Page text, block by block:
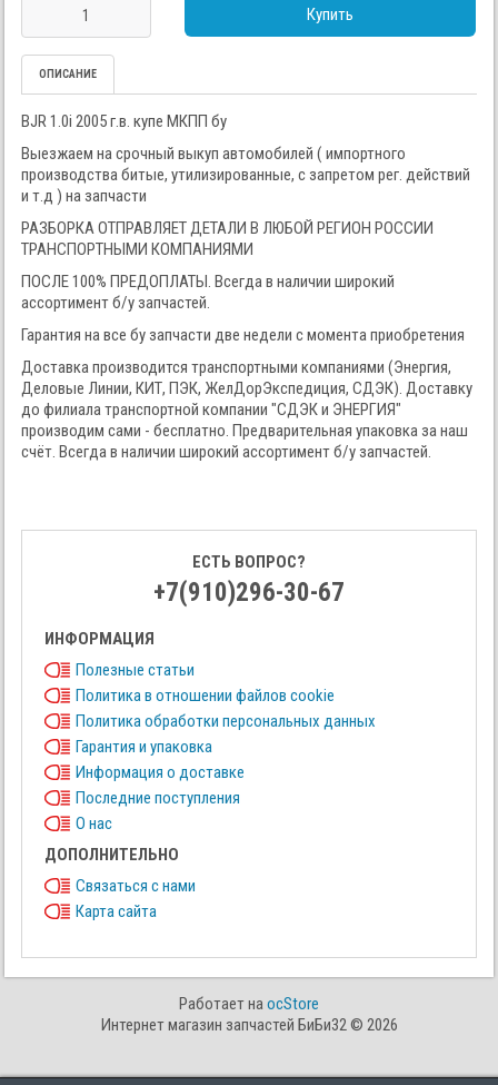
Купить
ОПИСАНИЕ
BJR 1.0i 2005 г.в. купе МКПП бу
Выезжаем на срочный выкуп автомобилей ( импортного
производства битые, утилизированные, с запретом рег. действий
и т.д ) на запчасти
РАЗБОРКА ОТПРАВЛЯЕТ ДЕТАЛИ В ЛЮБОЙ РЕГИОН РОССИИ
ТРАНСПОРТНЫМИ КОМПАНИЯМИ
ПОСЛЕ 100% ПРЕДОПЛАТЫ. Всегда в наличии широкий
ассортимент б/у запчастей.
Гарантия на все бу запчасти две недели с момента приобретения
Доставка производится транспортными компаниями (Энергия,
Деловые Линии, КИТ, ПЭК, ЖелДорЭкспедиция, СДЭК). Доставку
до филиала транспортной компании "СДЭК и ЭНЕРГИЯ"
производим сами - бесплатно. Предварительная упаковка за наш
счёт. Всегда в наличии широкий ассортимент б/у запчастей.
ЕСТЬ ВОПРОС?
+7(910)296-30-67
ИНФОРМАЦИЯ
Полезные статьи
Политика в отношении файлов cookie
Политика обработки персональных данных
Гарантия и упаковка
Информация о доставке
Последние поступления
О нас
ДОПОЛНИТЕЛЬНО
Связаться с нами
Карта сайта
Работает наocStore
Интернет магазин запчастей БиБи32 © 2026